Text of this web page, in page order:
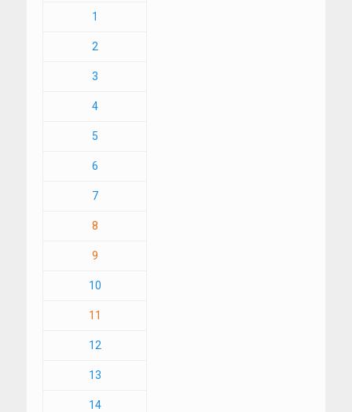
1
2
3
4
5
6
7
8
9
10
11
12
13
14